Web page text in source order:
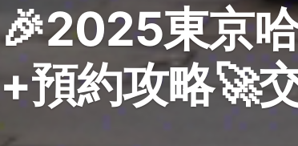
🎉2025東京
+預約攻略🚀